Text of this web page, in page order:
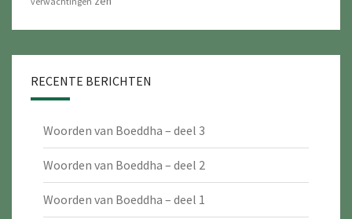
RECENTE BERICHTEN
Woorden van Boeddha – deel 3
Woorden van Boeddha – deel 2
Woorden van Boeddha – deel 1